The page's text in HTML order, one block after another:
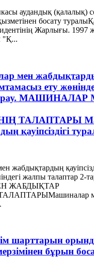
аудандық (қалалық)
босату
Жарлығы. 1997
"Қ...
мен
ету
МАШИНАЛАР
ТАЛАПТАРЫ
қауіпсіздігі
жабдықтардың
жалпы талаптар 2-
ЖАБДЫҚТАР
шарттарын
бұрын